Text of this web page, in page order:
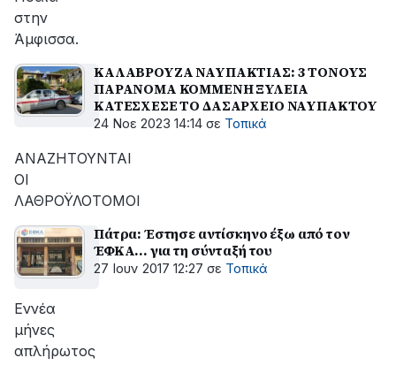
στην
Άμφισσα.
ΚΑΛΑΒΡΟΥΖΑ ΝΑΥΠΑΚΤΙΑΣ: 3 ΤΟΝΟΥΣ
ΠΑΡΑΝΟΜΑ ΚΟΜΜΕΝΗ ΞΥΛΕΙΑ
ΚΑΤΕΣΧΕΣΕ ΤΟ ΔΑΣΑΡΧΕΙΟ ΝΑΥΠΑΚΤΟΥ
24 Νοε 2023 14:14 σε Τοπικά
ΑΝΑΖΗΤΟΥΝΤΑΙ
ΟΙ
ΛΑΘΡΟΫΛΟΤΟΜΟΙ
Πάτρα: Έστησε αντίσκηνο έξω από τον
ΈΦΚΑ... για τη σύνταξή του
27 Ιουν 2017 12:27 σε Τοπικά
Εννέα
μήνες
απλήρωτος